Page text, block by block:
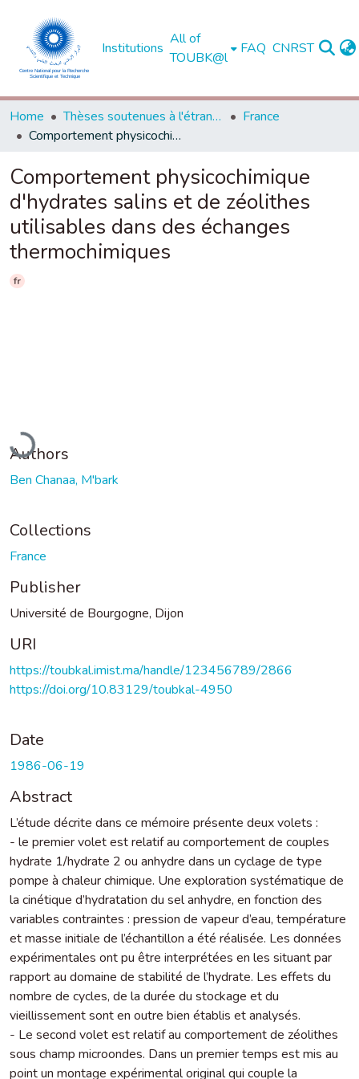
Institutions
All of
TOUBK@l
FAQ CNRST
Home Thèses soutenues à l'étranger
France
Comportement physicochimique d'hydrates salins et de zéolithes utilisables dans des échanges thermochimiques
Comportement physicochimique
d'hydrates salins et de zéolithes
utilisables dans des échanges
thermochimiques
fr
Loading...
Authors
Ben Chanaa, M'bark
Collections
France
Publisher
Université de Bourgogne, Dijon
URI
https://toubkal.imist.ma/handle/123456789/2866
https://doi.org/10.83129/toubkal-4950
Date
1986-06-19
Abstract
L’étude décrite dans ce mémoire présente deux volets :
- le premier volet est relatif au comportement de couples
hydrate 1/hydrate 2 ou anhydre dans un cyclage de type
pompe à chaleur chimique. Une exploration systématique de
la cinétique d’hydratation du sel anhydre, en fonction des
variables contraintes : pression de vapeur d’eau, température
et masse initiale de l’échantillon a été réalisée. Les données
expérimentales ont pu être interprétées en les situant par
rapport au domaine de stabilité de l’hydrate. Les effets du
nombre de cycles, de la durée du stockage et du
vieillissement sont en outre bien établis et analysés.
- Le second volet est relatif au comportement de zéolithes
sous champ microondes. Dans un premier temps est mis au
point un montage expérimental original qui couple la